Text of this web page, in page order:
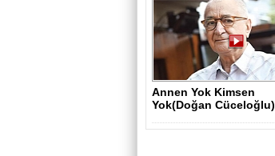
Annen Yok Kimsen
Yok(Doğan Cüceloğlu)